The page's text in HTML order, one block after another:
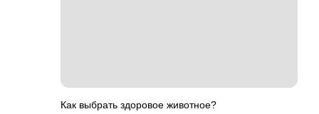
Как выбрать здоровое животное?